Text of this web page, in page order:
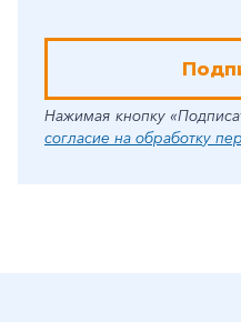
Нажимая кнопку
согласие на обработку